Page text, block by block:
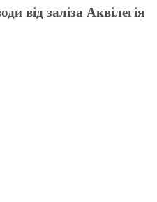
від заліза Аквілегія